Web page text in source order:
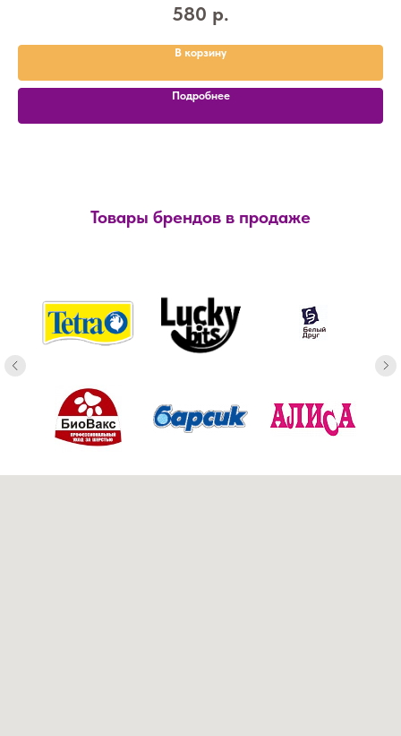
580 р.
В корзину
Подробнее
Товары брендов в продаже